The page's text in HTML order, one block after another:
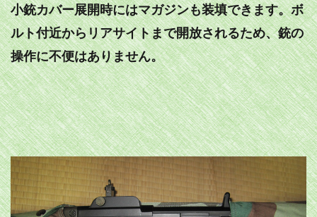
小銃カバー展開時にはマガジンも装填できます。ボ
ルト付近からリアサイトまで開放されるため、銃の
操作に不便はありません。